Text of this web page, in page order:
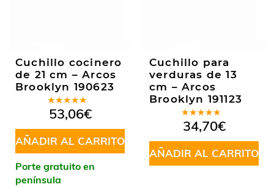
Cuchillo cocinero
de 21 cm – Arcos
Brooklyn 190623
Valorado
en5.00de
5
53,06€
AÑADIR AL CARRITO
Porte gratuito en
península
Cuchillo para
verduras de 13
cm – Arcos
Brooklyn 191123
Valorado
en5.00de
5
34,70€
AÑADIR AL CARRITO